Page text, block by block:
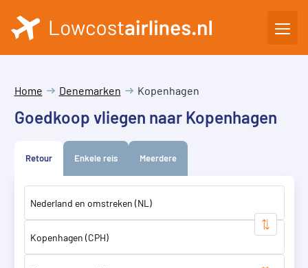
Home Denemarken Kopenhagen
Goedkoop vliegen naar Kopenhagen
Retour Enkele reis Meerdere